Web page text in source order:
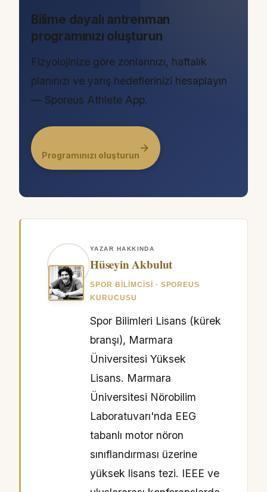
Bilime dayalı antrenman
programınızı oluşturun
Fizyolojinize göre zonlarınızı, haftalık
planınızı ve yarış hedeflerinizi hesaplayın
— Sporeus Athlete App.
Programınızı oluşturun
→
YAZAR HAKKINDA
Hüseyin Akbulut
SPOR BILIMCISI · SPOREUS
KURUCUSU
Spor Bilimleri Lisans (kürek
branşı), Marmara
Üniversitesi Yüksek
Lisans. Marmara
Üniversitesi Nörobilim
Laboratuvarı'nda EEG
tabanlı motor nöron
sınıflandırması üzerine
yüksek lisans tezi. IEEE ve